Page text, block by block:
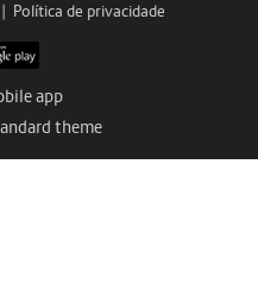
| Política de privacidade
app
theme